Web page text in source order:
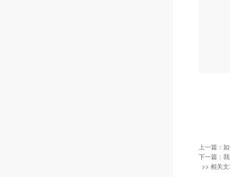
上一篇：
下一篇：
>> 相关